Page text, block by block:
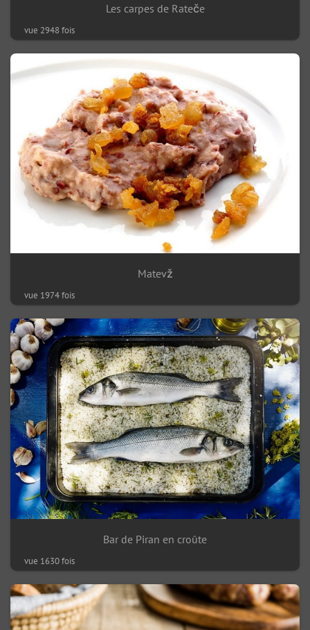
Les carpes de Rateče
vue 2948 fois
Matevž
vue 1974 fois
Bar de Piran en croûte
vue 1630 fois